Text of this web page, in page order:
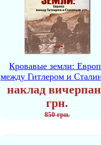
Кровавые земли:
между Гитлером и
наклад
грн.
850 грн.